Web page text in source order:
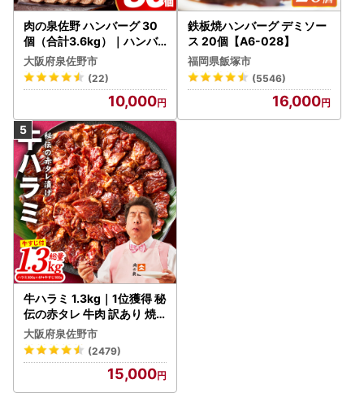
肉の泉佐野 ハンバーグ 30
個（合計3.6kg）｜ハンバ
ーグ 訳あり 黒毛和牛×なに
わポーク
大阪府泉佐野市
(22)
10,000
鉄板焼ハンバーグ デミソー
ス 20個【A6-028】
福岡県飯塚市
(5546)
16,000
牛ハラミ 1.3kg｜1位獲得 秘
伝の赤タレ 牛肉 訳あり 焼
肉 BBQ
大阪府泉佐野市
(2479)
15,000